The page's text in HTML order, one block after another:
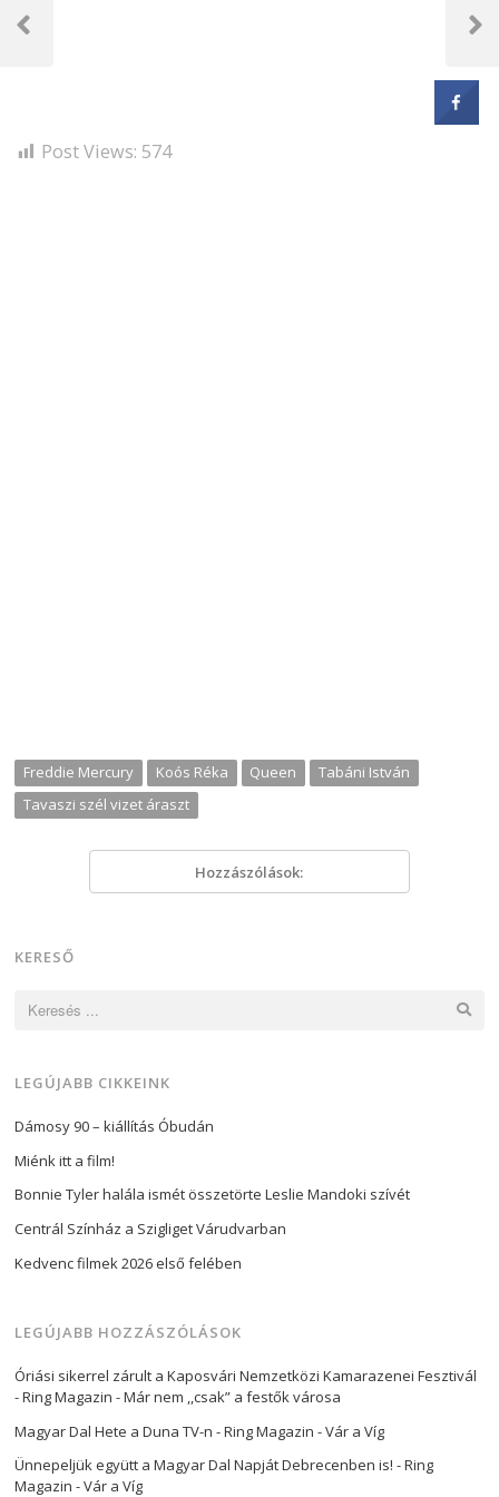
Post Views: 574
Freddie Mercury Koós Réka Queen
Tabáni István
Tavaszi szél vizet áraszt
Hozzászólások:
navigáció
Previous
Next
KERESŐ
LEGÚJABB CIKKEINK
Dámosy 90 – kiállítás Óbudán
Miénk itt a film!
Bonnie Tyler halála ismét összetörte Leslie Mandoki szívét
Centrál Színház a Szigliget Várudvarban
Kedvenc filmek 2026 első felében
LEGÚJABB HOZZÁSZÓLÁSOK
Óriási sikerrel zárult a Kaposvári Nemzetközi Kamarazenei Fesztivál
- Ring Magazin -Már nem ,,csak” a festők városa
Magyar Dal Hete a Duna TV-n - Ring Magazin -Vár a Víg
Ünnepeljük együtt a Magyar Dal Napját Debrecenben is! - Ring
Magazin -Vár a Víg